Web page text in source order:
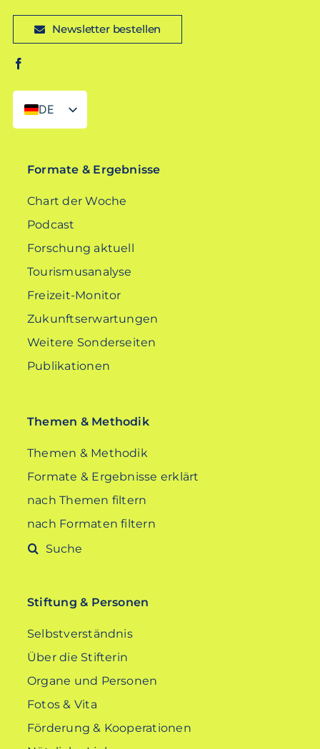
Newsletter bestellen
DE
EN
Formate & Ergebnisse
Chart der Woche
Podcast
Forschung aktuell
Tourismusanalyse
Freizeit-Monitor
Zukunftserwartungen
Weitere Sonderseiten
Publikationen
Themen & Methodik
Themen & Methodik
Formate & Ergebnisse erklärt
nach Themen filtern
nach Formaten filtern
Suche
Stiftung & Personen
Selbstverständnis
Über die Stifterin
Organe und Personen
Fotos & Vita
Förderung & Kooperationen